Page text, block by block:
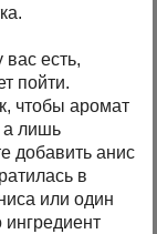
вас есть,
пойти.
чтобы аромат
а лишь
добавить анис
в
или один
ингредиент